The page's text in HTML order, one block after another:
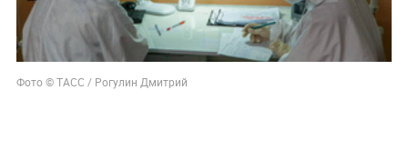
Фото © ТАСС / Рогулин Дмитрий